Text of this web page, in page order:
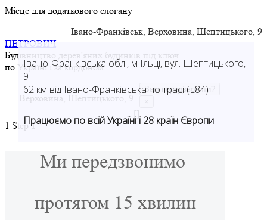
Місце для додаткового слогану
Івано-Франківськ, Верховина, Шептицького, 9
ПЕТРОВИЧ
Будівництво дерев'яних будинків під ключ
по Україні і за кордоном
Верховина, Шептицького, 9
Вам передзвонити?
×
[]
1 Step 1
Ми передзвонимо
протягом 15 хвилин
Івано-Франківська обл., м Ільці, вул. Шептицького,
9
62 км від Івано-Франківська по трасі (Е84)
Працюємо по всій Україні і 28 країн Європи